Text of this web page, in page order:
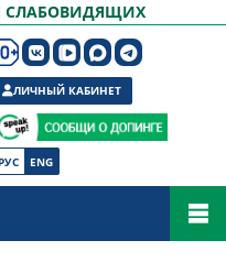
СЛАБОВИДЯЩИХ
РУС ENG
ЛИЧНЫЙ КАБИНЕТ